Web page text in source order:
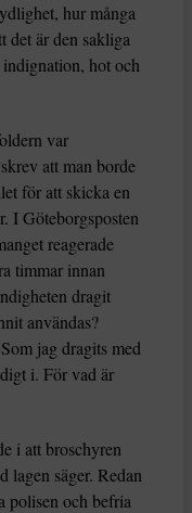
hur många
det är den sakliga
hot och
var
att man borde
för att skicka en
I Göteborgsposten
reagerade
timmar innan
dragit
användas?
jag dragits med
i. För vad är
i att broschyren
säger. Redan
polisen och befria